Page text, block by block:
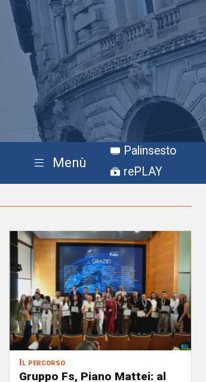
Menù
Palinsesto
rePLAY
Il percorso
Gruppo Fs, Piano Mattei: al